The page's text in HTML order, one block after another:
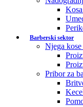
Barberski sektor
Njega
Pribor za